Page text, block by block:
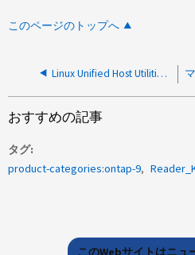
このページのトップへ
Linux Unified Host Utilities 7.1はRed Hat Enterprise Linux 8.10と互換性がありますか
おすすめの記事
タグ
product-categories:ontap-9
このWebサイトはニュ